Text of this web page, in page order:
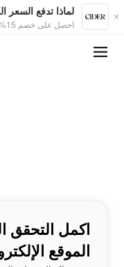
لماذا تدفع السعر
احصل على خصم 15% في التطبيق
اكمل التحقق
الموقع